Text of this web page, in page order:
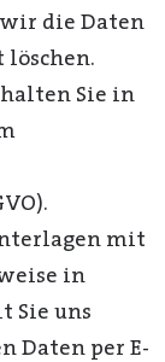
die Daten
Sie in
mit
in
Sie uns
Daten per E-